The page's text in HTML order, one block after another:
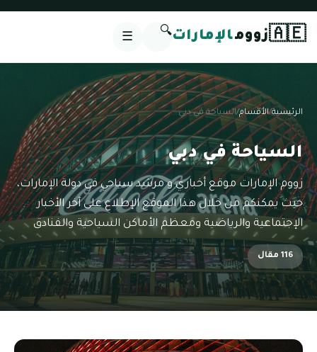
🇦🇪زوومالإمارات🔍
☰
الرئيسية/الأقسام/السياحة في دبي
السياحة في دبي
زووم الإمارات موقع أخباري و مرشد سياحي في دولة الإمارات،
حيث يمكنكم من خلال هذا الموقع الإطلاع على آخر الأخبار
الإجتماعية والرياضية ومعظم الأماكن السياحية والفنادق
116 مقال